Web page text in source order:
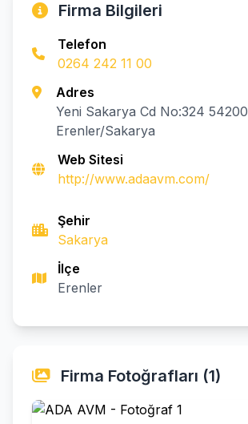
Firma Bilgileri
Telefon
0264 242 11 00
Adres
Yeni Sakarya Cd No:324 54200
Erenler/Sakarya
Web Sitesi
http://www.adaavm.com/
Şehir
Sakarya
İlçe
Erenler
Firma Fotoğrafları (1)